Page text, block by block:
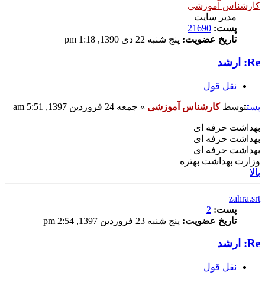
کارشناس آموزشی
مدیر سایت
پست: 21690
تاریخ عضویت: پنج شنبه 22 دی 1390, 1:18 pm
Re: ارشد
نقل قول
پستتوسطکارشناس آموزشی » جمعه 24 فروردین 1397, 5:51 am
بهداشت حرفه ای
بهداشت حرفه ای
بهداشت حرفه ای
وزارت بهداشت بهتره
بالا
zahra.srt
پست: 2
تاریخ عضویت: پنج شنبه 23 فروردین 1397, 2:54 pm
Re: ارشد
نقل قول